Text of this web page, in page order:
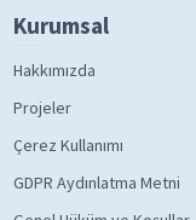
Kurumsal
Hakkımızda
Projeler
Çerez Kullanımı
GDPR Aydınlatma Metni